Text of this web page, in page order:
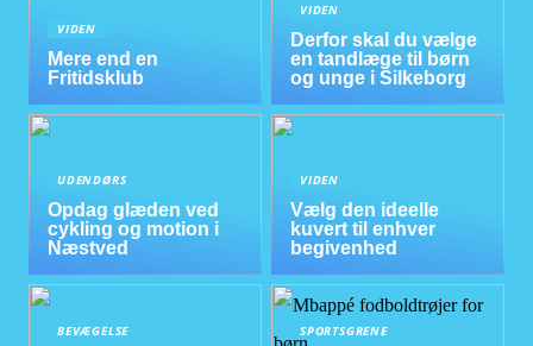
VIDEN
Mere end en
Fritidsklub
VIDEN
Derfor skal du vælge
en tandlæge til børn
og unge i Silkeborg
UDENDØRS
Opdag glæden ved
cykling og motion i
Næstved
VIDEN
Vælg den ideelle
kuvert til enhver
begivenhed
BEVÆGELSE SPORTSGRENE